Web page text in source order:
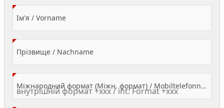
Ім'я / Vorname(Value Required)
Прізвище / Nachname(Value Required)
Міжнародний формат (Міжн. формат) / Mobiltelefonnummer